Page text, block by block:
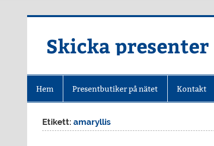
Skicka presenter
Hem Presentbutiker på nätet Kontakt
Etikett:amaryllis